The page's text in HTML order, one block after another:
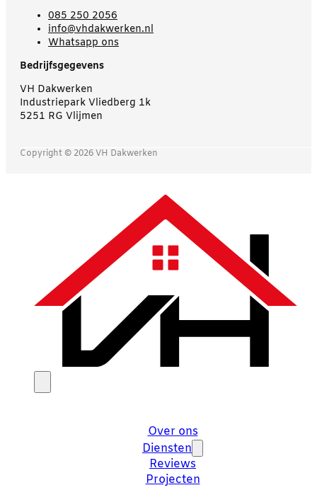
085 250 2056
info@vhdakwerken.nl
Whatsapp ons
Bedrijfsgegevens
VH Dakwerken
Industriepark Vliedberg 1k
5251 RG Vlijmen
Copyright © 2026 VH Dakwerken
Over ons
Diensten
Reviews
Projecten